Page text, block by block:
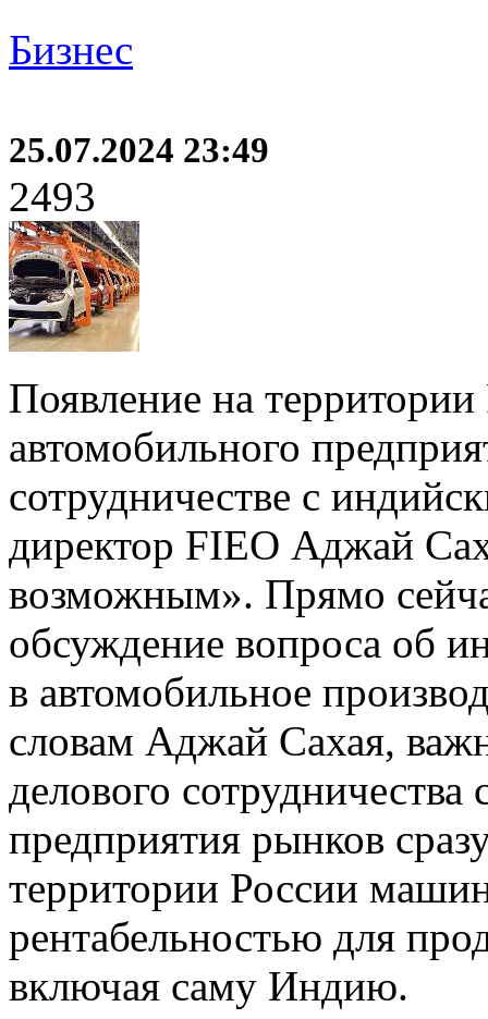
Бизнес
25.07.2024 23:49
2493
Появление на
автомобильного
сотрудничестве с
директор FIEO Аджай
возможным». Прямо
обсуждение вопроса об
в автомобильное
словам Аджай Сахая,
делового сотрудничества
предприятия рынков
территории России
рентабельностью для
включая саму Индию.